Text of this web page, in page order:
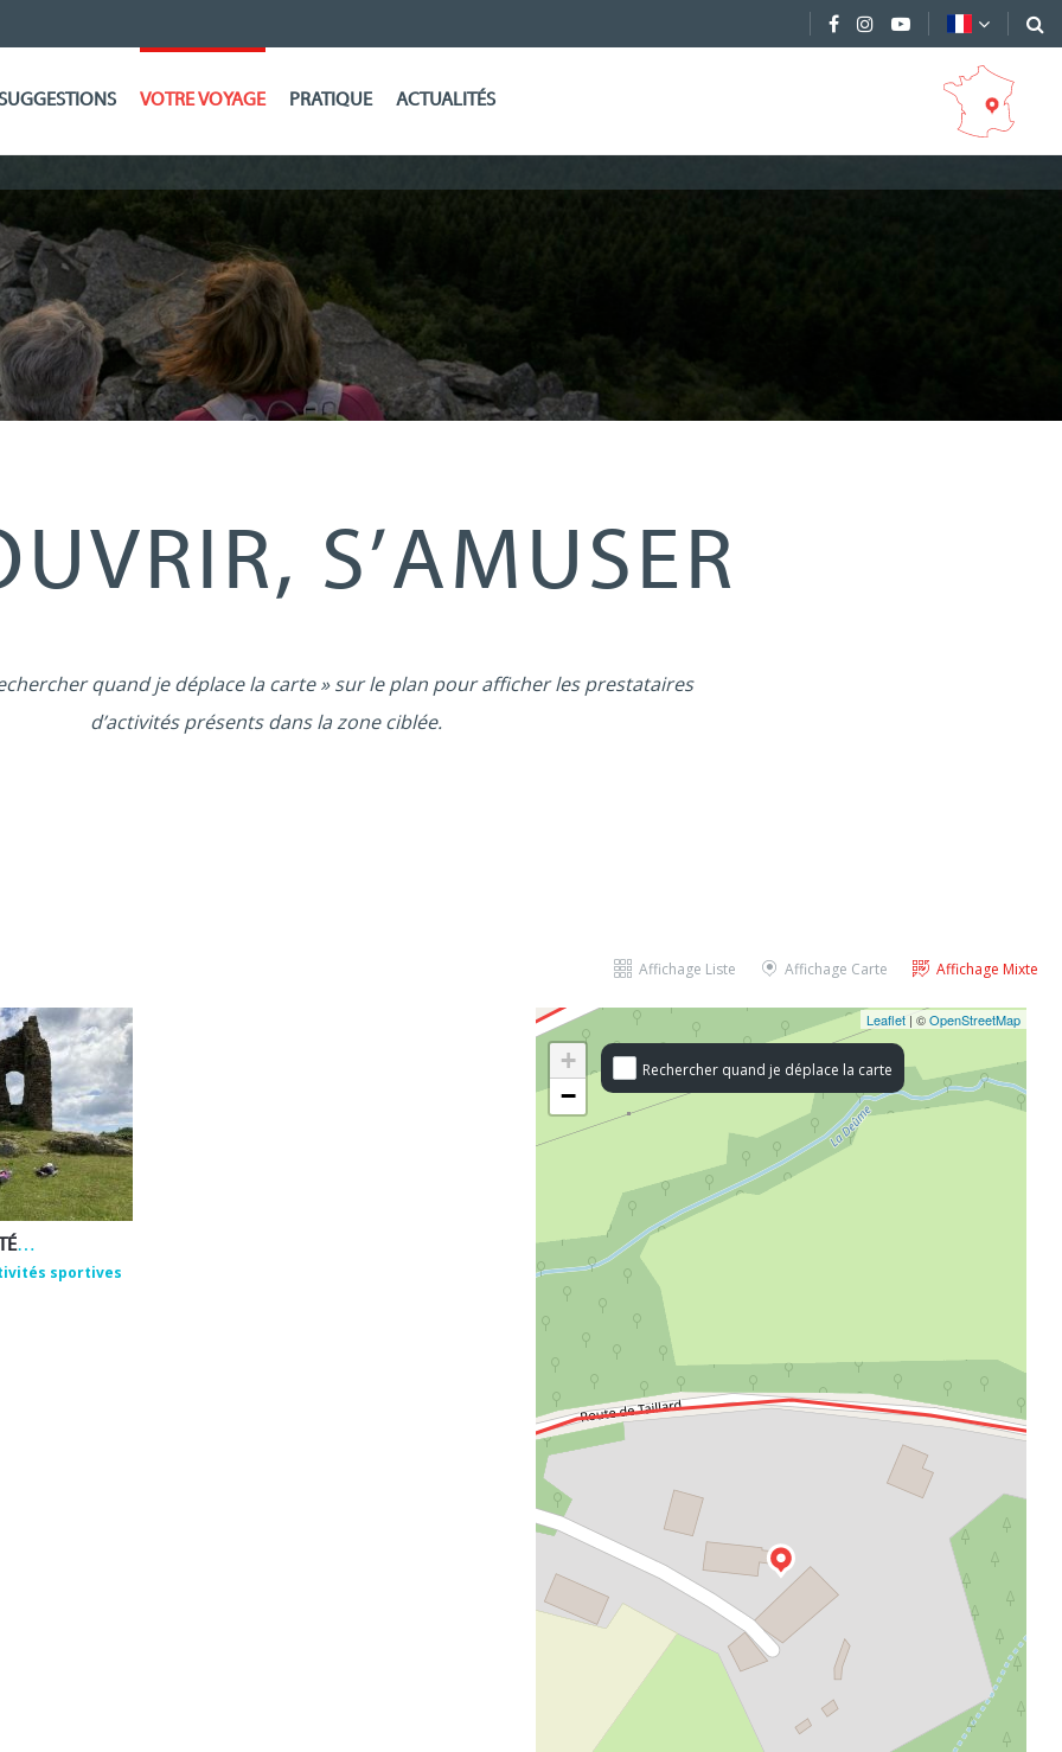
VOTRE VOYAGE PRATIQUE ACTUALITÉS
S’AMUSER
quand je déplace la carte » sur le plan pour afficher les prestataires
d’activités présents dans la zone ciblée.
Affichage Mixte
Affichage Carte
Affichage Liste
EMMANUEL ROUX – ACTIVITÉS DE BIEN-ÊTRE ET DE PLEINE NATURE
sportives
Rechercher quand je déplace la carte
+
−
Leaflet | ©OpenStreetMap